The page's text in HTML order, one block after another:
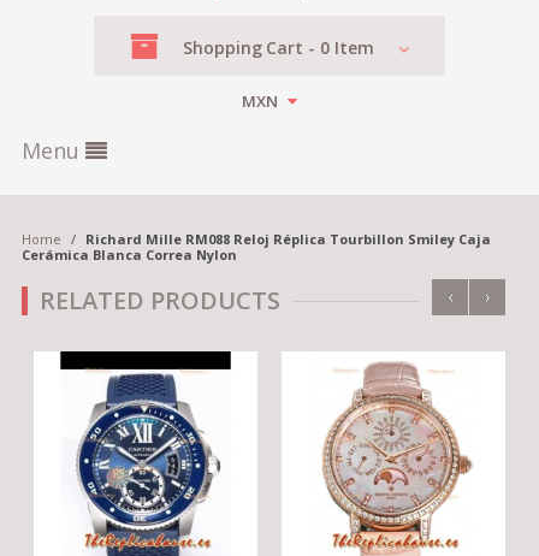
Shopping Cart - 0Item
MXN
Menu
Home /
Richard Mille RM088 Reloj Réplica Tourbillon Smiley Caja
Cerámica Blanca Correa Nylon
RELATED PRODUCTS ‹ ›